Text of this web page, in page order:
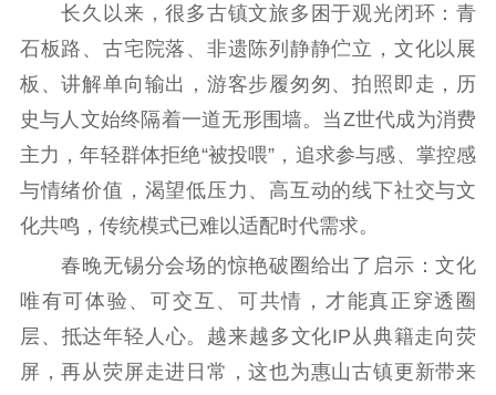
精神文明
文明创建 文明实践
文明培育
先进典型
社会宣传
思想政治教育 爱国主义教育
全民国防教育
红色资源保护利
用
新闻出版
精品出版 全民阅读
出版监管
长久以来，很多古镇文旅多困于观光闭环：青
石板路、古宅院落、非遗陈列静静伫立，文化以展
板、讲解单向输出，游客步履匆匆、拍照即走，历
史与人文始终隔着一道无形围墙。当Z世代成为消费
主力，年轻群体拒绝“被投喂”，追求参与感、掌控感
与情绪价值，渴望低压力、高互动的线下社交与文
化共鸣，传统模式已难以适配时代需求。
春晚无锡分会场的惊艳破圈给出了启示：文化
唯有可体验、可交互、可共情，才能真正穿透圈
层、抵达年轻人心。越来越多文化IP从典籍走向荧
屏，再从荧屏走进日常，这也为惠山古镇更新带来